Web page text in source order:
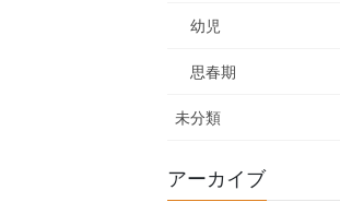
幼児
思春期
未分類
アーカイブ